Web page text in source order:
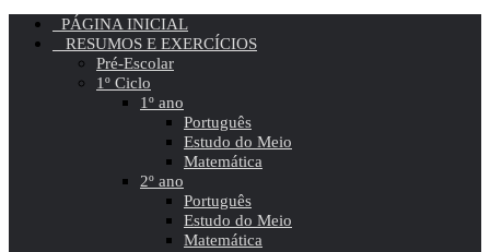
PÁGINA INICIAL
RESUMOS E EXERCÍCIOS
Pré-Escolar
1º Ciclo
1º ano
Português
Estudo do Meio
Matemática
2º ano
Português
Estudo do Meio
Matemática